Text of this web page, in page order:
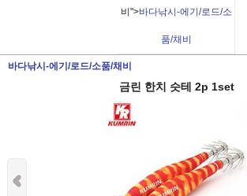
비">바다낚시-에기/로드/소
품/채비
바다낚시-에기/로드/소품/채비
금린 한치 슷테 2p 1set